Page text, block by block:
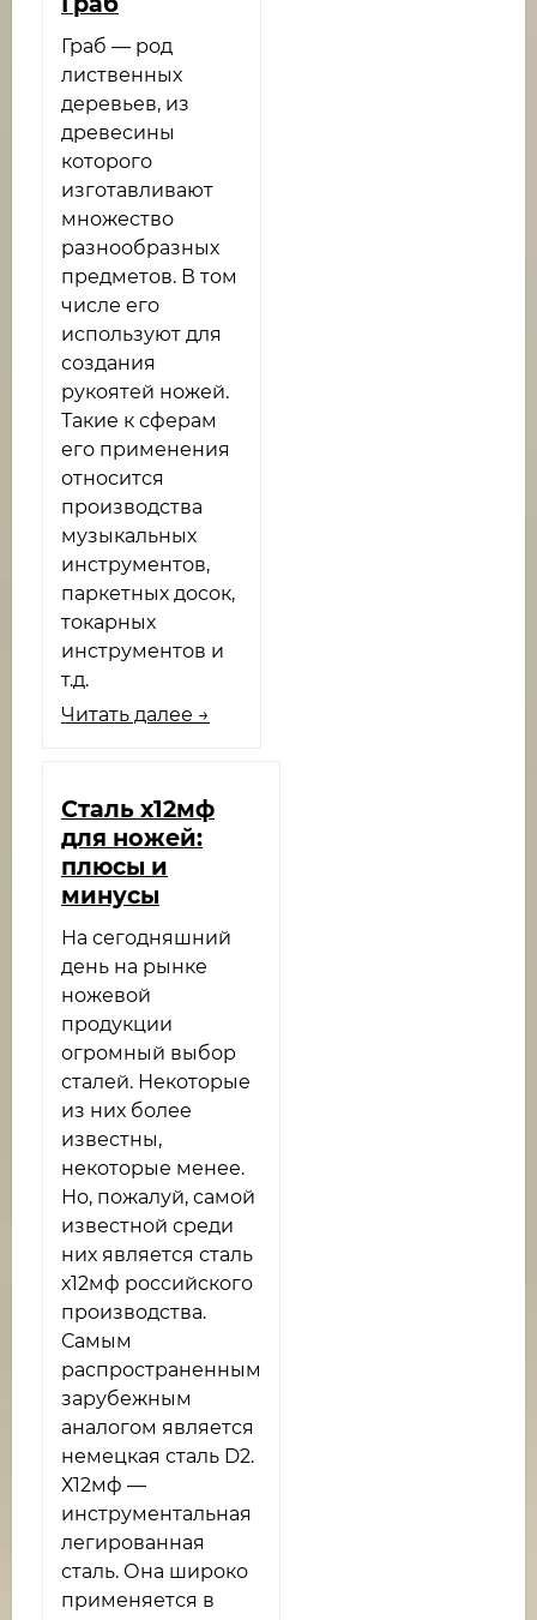
Граб — род
лиственных
деревьев, из
древесины
которого
изготавливают
множество
разнообразных
предметов. В том
числе его
используют для
создания
рукоятей ножей.
Такие к сферам
его применения
относится
производства
музыкальных
инструментов,
паркетных досок,
токарных
инструментов и
т.д.
Читать далее →
Сталь х12мф
для ножей:
плюсы и
минусы
На сегодняшний
день на рынке
ножевой
продукции
огромный выбор
сталей. Некоторые
из них более
известны,
некоторые менее.
Но, пожалуй, самой
известной среди
них является сталь
х12мф российского
производства.
Самым
распространенным
зарубежным
аналогом является
немецкая сталь D2.
Х12мф —
инструментальная
легированная
сталь. Она широко
применяется в